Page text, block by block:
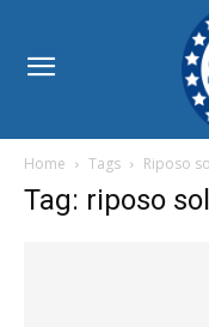
Home Tags Riposo
Tag: riposo